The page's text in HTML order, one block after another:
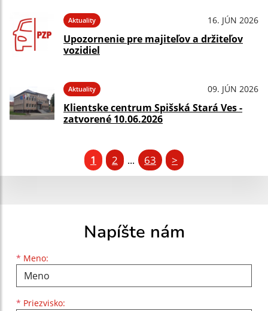
Aktuality 16. JÚN 2026
Upozornenie pre majiteľov a držiteľov
vozidiel
Aktuality 09. JÚN 2026
Klientske centrum Spišská Stará Ves -
zatvorené 10.06.2026
1 2 ... 63 >
Napíšte nám
* Meno:
Meno
* Priezvisko:
Priezvisko
E-mailová adresa